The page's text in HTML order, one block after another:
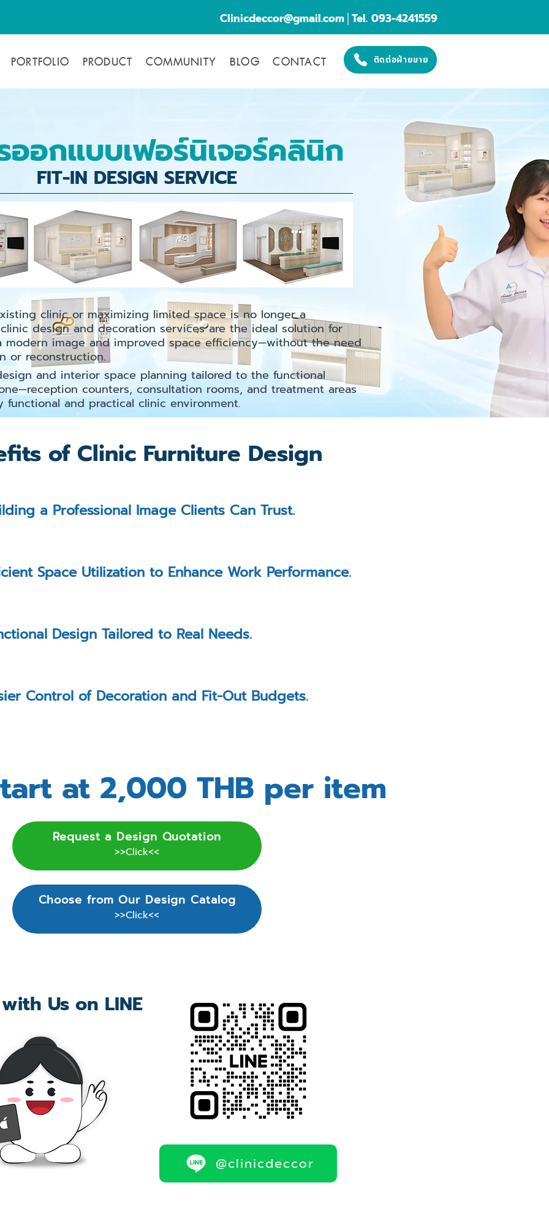
Clinicdeccor@gmail.com│Tel. 093-4241559
PORTFOLIO PRODUCT COMMUNITY BLOG CONTACT ติดต่อฝ่ายขาย
ออกแบบเฟอร์นิเจอร์คลินิก
FIT-IN DESIGN SERVICE
clinic or maximizing limited space is no longer a
design and decoration services are the ideal solution for
modern image and improved space efficiency—without the need
or reconstruction.
and interior space planning tailored to the functional
counters, consultation rooms, and treatment areas
functional and practical clinic environment.
of Clinic Furniture Design
a Professional Image Clients Can Trust.
Space Utilization to Enhance Work Performance.
Design Tailored to Real Needs.
Control of Decoration and Fit-Out Budgets.
at 2,000 THB per item
Request a Design Quotation
>>Click<<
Choose from Our Design Catalog
>>Click<<
@clinicdeccor
Us on LINE